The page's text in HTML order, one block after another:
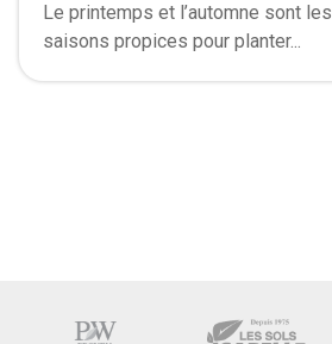
Le printemps et l’automne sont les
saisons propices pour planter...